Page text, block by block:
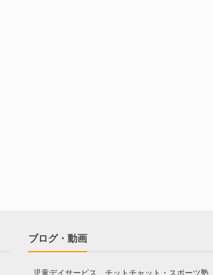
ブログ・動画
児童デイサービス チットチャット・スポーツ塾